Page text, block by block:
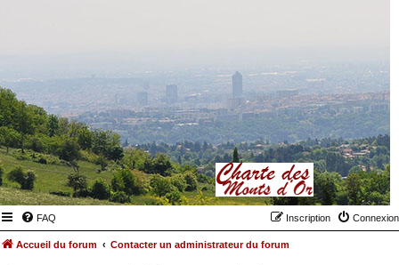
FAQ Connexion
Inscription
Accueil du forum Contacter un administrateur du forum